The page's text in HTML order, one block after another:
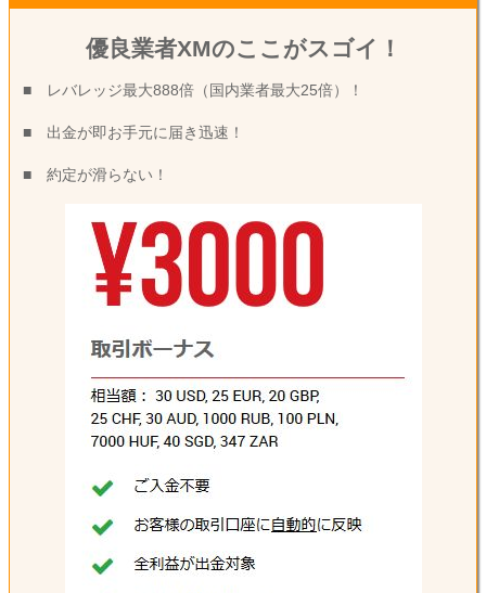
優良業者XMのここがスゴイ！
■ レバレッジ最大888倍（国内業者最大25倍）！
■ 出金が即お手元に届き迅速！
■ 約定が滑らない！